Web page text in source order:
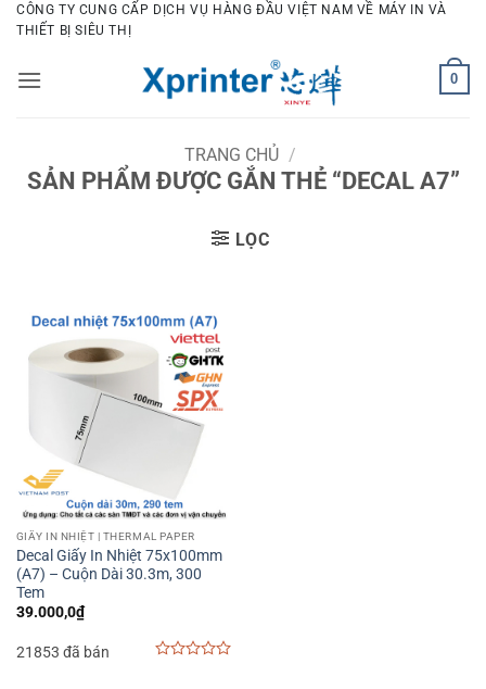
Bỏ
qua
dung
CÔNG TY CUNG CẤP DỊCH VỤ HÀNG ĐẦU VIỆT NAM VỀ MÁY IN VÀ
THIẾT BỊ SIÊU THỊ
0
TRANG CHỦ /
SẢN PHẨM ĐƯỢC GẮN THẺ “DECAL A7”
LỌC
GIẤY IN NHIỆT | THERMAL PAPER
Decal Giấy In Nhiệt 75x100mm
(A7) – Cuộn Dài 30.3m, 300
Tem
39.000,0₫
21853 đã bán